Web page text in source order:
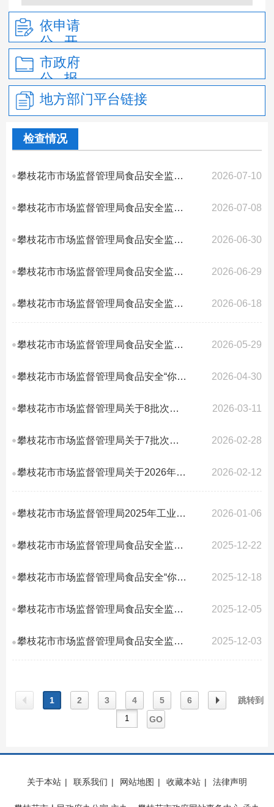
依申请
公 开
市政府
公 报
地方部门平台链接
检查情况
攀枝花市市场监督管理局食品安全监督抽检信息公告（2026年第8号） 2026-07-10
攀枝花市市场监督管理局食品安全监督抽检信息公告（2026年第7号） 2026-07-08
攀枝花市市场监督管理局食品安全监督抽检信息公告（2026年第6号） 2026-06-30
攀枝花市市场监督管理局食品安全监督抽检信息公告（2026年第4号） 2026-06-29
攀枝花市市场监督管理局食品安全监督抽检信息公告（2026年第5号） 2026-06-18
攀枝花市市场监督管理局食品安全监督抽检信息公告（2026年第3号） 2026-05-29
攀枝花市市场监督管理局食品安全“你点我检”信息公告(2026年第2号) 2026-04-30
攀枝花市市场监督管理局关于8批次不合格食品核查处置情况的通告（2026年第2号） 2026-03-11
攀枝花市市场监督管理局关于7批次不合格食品核查处置情况的通告（2026年第1号） 2026-02-28
攀枝花市市场监督管理局关于2026年春节节令性食品监督抽检暨“你点我检”信息公... 2026-02-12
攀枝花市市场监督管理局2025年工业产品质量（第一批）市级监督抽查结果明细表 2026-01-06
攀枝花市市场监督管理局食品安全监督抽检信息公告（2025年第24号） 2025-12-22
攀枝花市市场监督管理局食品安全“你点我检”信息公告（2025年第23号） 2025-12-18
攀枝花市市场监督管理局食品安全监督抽检信息公告（2025年第22号） 2025-12-05
攀枝花市市场监督管理局食品安全监督抽检信息公告（2025年第21号） 2025-12-03
页
1 2 3 4 5 6
页
跳转到
GO
关于本站 | 联系我们 | 网站地图 | 收藏本站 | 法律声明